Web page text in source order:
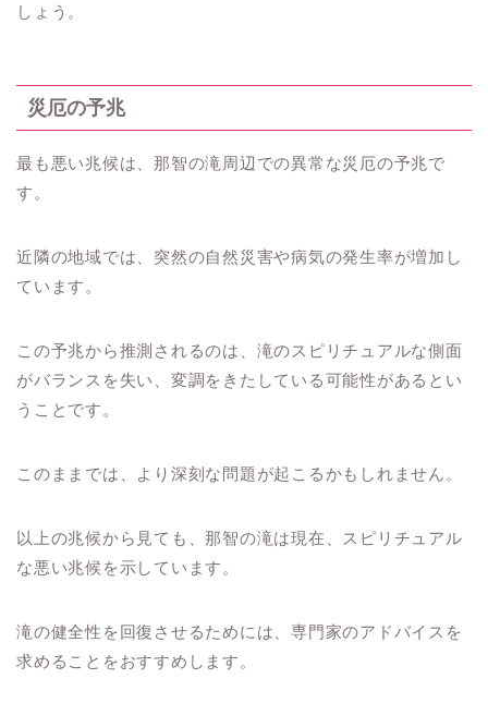
しょう。
災厄の予兆
最も悪い兆候は、那智の滝周辺での異常な災厄の予兆で
す。
近隣の地域では、突然の自然災害や病気の発生率が増加し
ています。
この予兆から推測されるのは、滝のスピリチュアルな側面
がバランスを失い、変調をきたしている可能性があるとい
うことです。
このままでは、より深刻な問題が起こるかもしれません。
以上の兆候から見ても、那智の滝は現在、スピリチュアル
な悪い兆候を示しています。
滝の健全性を回復させるためには、専門家のアドバイスを
求めることをおすすめします。